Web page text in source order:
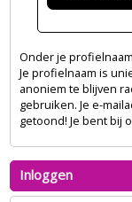
Onder je
Je profielnaam is
anoniem te blijven
gebruiken. Je e-
getoond! Je bent bij
Inloggen